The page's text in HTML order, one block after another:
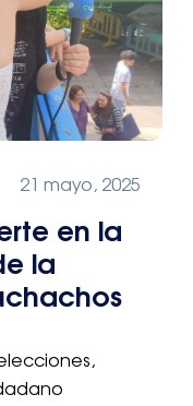
21 mayo, 2025
en la
la